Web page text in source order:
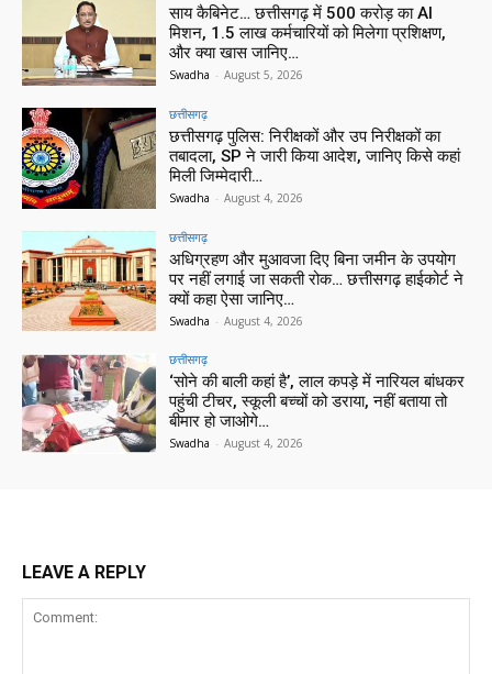
साय कैबिनेट… छत्तीसगढ़ में 500 करोड़ का AI
मिशन, 1.5 लाख कर्मचारियों को मिलेगा प्रशिक्षण,
और क्या खास जानिए…
Swadha - August 5, 2026
छत्तीसगढ़
छत्तीसगढ़ पुलिस: निरीक्षकों और उप निरीक्षकों का
तबादला, SP ने जारी किया आदेश, जानिए किसे कहां
मिली जिम्मेदारी…
Swadha - August 4, 2026
छत्तीसगढ़
अधिग्रहण और मुआवजा दिए बिना जमीन के उपयोग
पर नहीं लगाई जा सकती रोक… छत्तीसगढ़ हाईकोर्ट ने
क्यों कहा ऐसा जानिए…
Swadha - August 4, 2026
छत्तीसगढ़
‘सोने की बाली कहां है’, लाल कपड़े में नारियल बांधकर
पहुंची टीचर, स्कूली बच्चों को डराया, नहीं बताया तो
बीमार हो जाओगे…
Swadha - August 4, 2026
LEAVE A REPLY